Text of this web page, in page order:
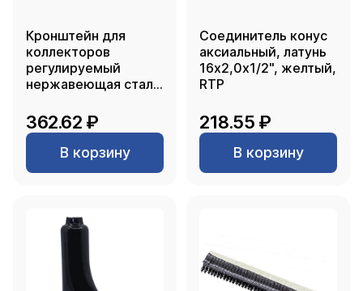
Кронштейн для
коллекторов
регулируемый
нержавеющая сталь
362.62 ₽
В корзину
Соединитель конус
аксиальный, латунь
16х2,0х1/2", желтый,
RTP
218.55 ₽
В корзину